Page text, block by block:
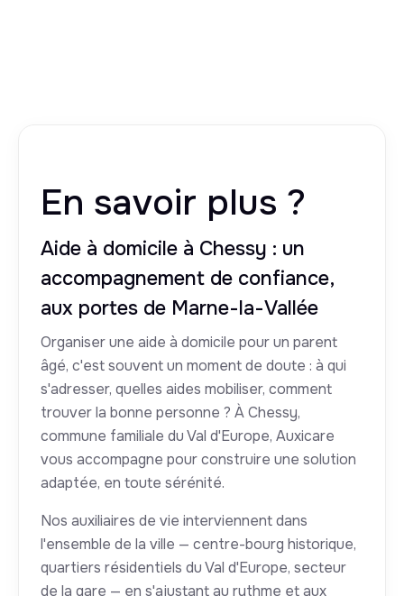
En savoir plus ?
Aide à domicile à Chessy : un
accompagnement de confiance,
aux portes de Marne-la-Vallée
Organiser une aide à domicile pour un parent
âgé, c'est souvent un moment de doute : à qui
s'adresser, quelles aides mobiliser, comment
trouver la bonne personne ? À Chessy,
commune familiale du Val d'Europe, Auxicare
vous accompagne pour construire une solution
adaptée, en toute sérénité.
Nos auxiliaires de vie interviennent dans
l'ensemble de la ville — centre-bourg historique,
quartiers résidentiels du Val d'Europe, secteur
de la gare — en s'ajustant au rythme et aux